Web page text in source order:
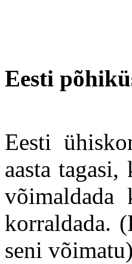
Eesti
Eesti
aasta
korraldada.
seni